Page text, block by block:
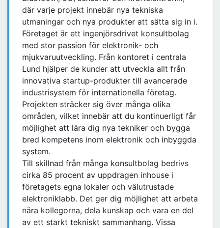
där varje projekt innebär nya tekniska
utmaningar och nya produkter att sätta sig in i.
Företaget är ett ingenjörsdrivet konsultbolag
med stor passion för elektronik- och
mjukvaruutveckling. Från kontoret i centrala
Lund hjälper de kunder att utveckla allt från
innovativa startup-produkter till avancerade
industrisystem för internationella företag.
Projekten sträcker sig över många olika
områden, vilket innebär att du kontinuerligt får
möjlighet att lära dig nya tekniker och bygga
bred kompetens inom elektronik och inbyggda
system.
Till skillnad från många konsultbolag bedrivs
cirka 85 procent av uppdragen inhouse i
företagets egna lokaler och välutrustade
elektroniklabb. Det ger dig möjlighet att arbeta
nära kollegorna, dela kunskap och vara en del
av ett starkt tekniskt sammanhang. Vissa